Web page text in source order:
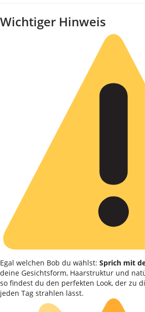
Wichtiger Hinweis
Egal welchen Bob du wählst: Sprich mit
deine Gesichtsform, Haarstruktur und
so findest du den perfekten Look, der zu
jeden Tag strahlen lässt.